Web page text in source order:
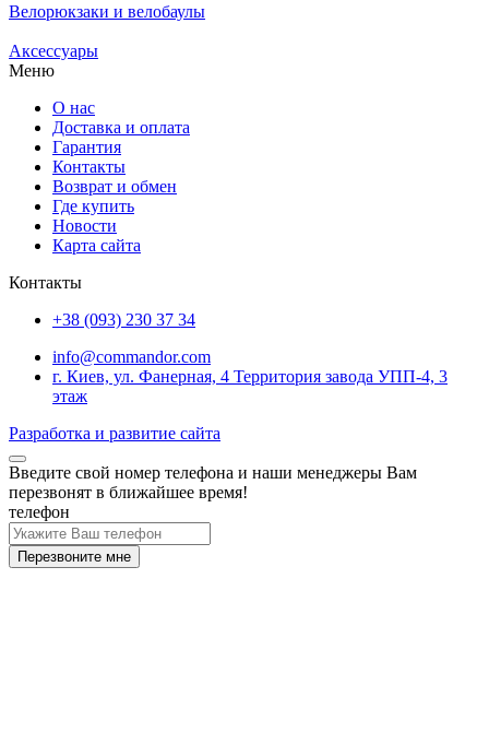
Велорюкзаки и велобаулы
Аксессуары
Меню
О нас
Доставка и оплата
Гарантия
Контакты
Возврат и обмен
Где купить
Новости
Карта сайта
Контакты
+38 (093) 230 37 34
info@commandor.com
г. Киев, ул. Фанерная, 4 Территория завода УПП-4, 3
этаж
Разработка и развитие сайта
Введите свой номер телефона и наши менеджеры Вам
перезвонят в ближайшее время!
телефон
Перезвоните мне